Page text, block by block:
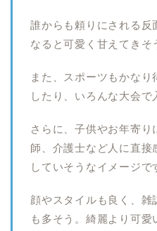
誰からも頼りにされる反
なると可愛く甘えてきそ
また、スポーツもかな
したり、いろんな大会で
さらに、子供やお年寄
師、介護士など人に直接
していそうなイメージで
顔やスタイルも良く、雑
も多そう。綺麗より可愛